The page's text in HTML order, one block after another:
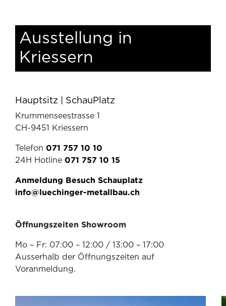
Ausstellung in
Kriessern
Hauptsitz | SchauPlatz
Krummenseestrasse 1
CH-9451 Kriessern
Telefon 071 757 10 10
24H Hotline 071 757 10 15
Anmeldung Besuch Schauplatz
info@luechinger-metallbau.ch
Öffnungszeiten Showroom
Mo – Fr: 07:00 – 12:00 / 13:00 – 17:00
Ausserhalb der Öffnungszeiten auf
Voranmeldung.